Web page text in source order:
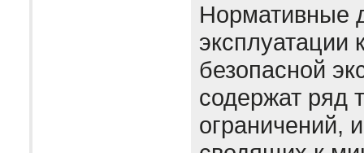
Нормативные
эксплуатации
безопасной
содержат ряд
ограничений,